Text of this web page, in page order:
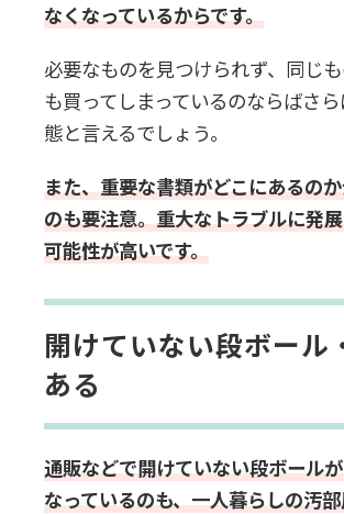
なくなっているからです。
必要なものを見つけられず、同じ
も買ってしまっているのならばさ
態と言えるでしょう。
また、重要な書類がどこにあるの
のも要注意。重大なトラブルに発
可能性が高いです。
開けていない段ボール
ある
通販などで開けていない段ボール
なっているのも、一人暮らしの汚